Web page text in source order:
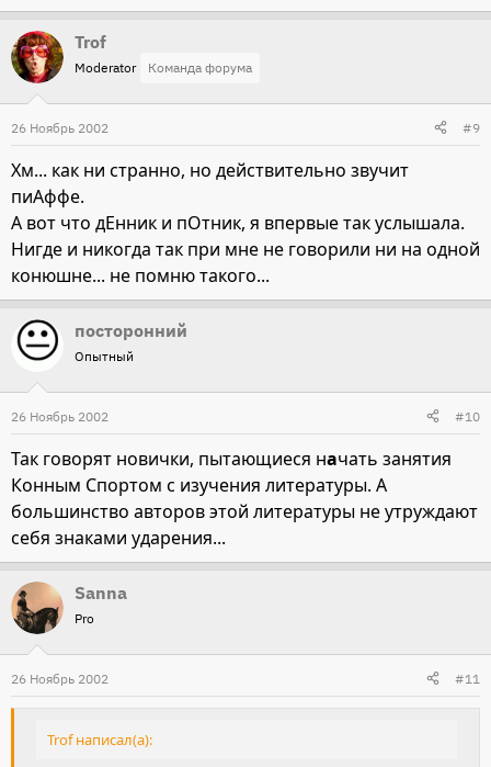
Trof
Moderator Команда форума
26 Ноябрь 2002 #9
Хм... как ни странно, но действительно звучит
пиАффе.
А вот что дЕнник и пОтник, я впервые так услышала.
Нигде и никогда так при мне не говорили ни на одной
конюшне... не помню такого...
посторонний
Опытный
26 Ноябрь 2002 #10
Так говорят новички, пытающиеся начать занятия
Конным Спортом с изучения литературы. А
большинство авторов этой литературы не утруждают
себя знаками ударения...
Sanna
Pro
26 Ноябрь 2002 #11
Trof написал(а):